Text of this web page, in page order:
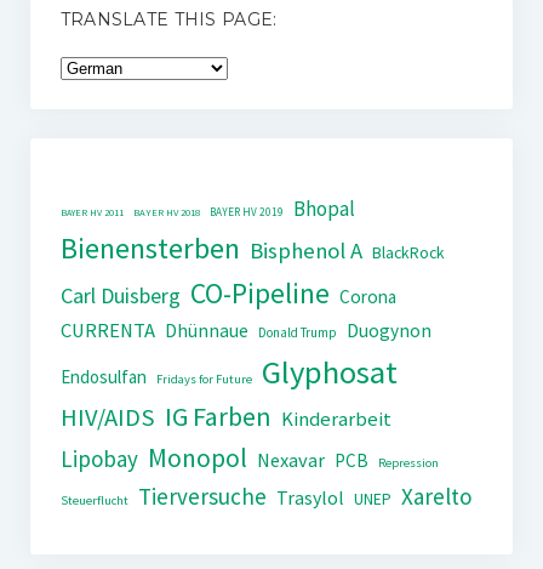
TRANSLATE THIS PAGE:
BAYER HV 2011 BAYER HV 2018 BAYER HV 2019 Bhopal
Bienensterben Bisphenol A BlackRock
Carl Duisberg CO-Pipeline Corona
CURRENTA Dhünnaue Donald Trump
Duogynon
Endosulfan
Fridays for Future Glyphosat
HIV/AIDS IG Farben Kinderarbeit
Lipobay Monopol Nexavar PCB Repression
Steuerflucht Tierversuche Trasylol UNEP Xarelto